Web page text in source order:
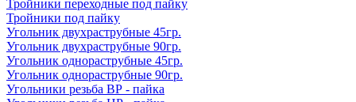
Тройники переходные под пайку
Тройники под пайку
Угольник двухраструбные 45гр.
Угольник двухраструбные 90гр.
Угольник однораструбные 45гр.
Угольник однораструбные 90гр.
Угольники резьба ВР - пайка